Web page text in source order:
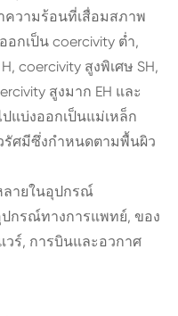
ความร้อนที่เสื่อมสภาพ
กเป็น coercivity ต่ำ,
coercivity สูงพิเศษ SH,
สูงมาก EH และ
แบ่งออกเป็นแม่เหล็ก
ศมีซึ่งกำหนดตามพื้นผิว
ลายในอุปกรณ์
ปกรณ์ทางการแพทย์, ของ
วร์, การบินและอวกาศ